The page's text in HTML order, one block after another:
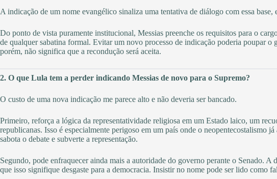
A indicação de um nome evangélico sinaliza uma tentativa de diálogo com essa
Do ponto de vista puramente institucional, Messias preenche os requisitos para o
de qualquer sabatina formal. Evitar um novo processo de indicação poderia poupar
porém, não significa que a recondução será aceita.
2. O que Lula tem a perder indicando Messias de novo para o Supremo?
O custo de uma nova indicação me parece alto e não deveria ser bancado.
Primeiro, reforça a lógica da representatividade religiosa em um Estado laico, um
republicanas. Isso é especialmente perigoso em um país onde o
sabota o debate e subverte a representação.
Segundo, pode enfraquecer ainda mais a autoridade do governo perante o Senado.
que isso signifique desgaste para a democracia. Insistir no nome pode ser lido como